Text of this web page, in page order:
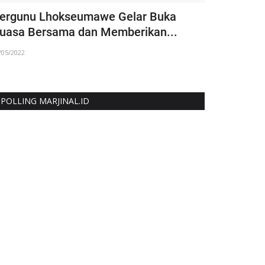
Lhokseumawe Gelar Buka
Bersama dan Memberikan...
2022
POLLING MARJINAL.ID